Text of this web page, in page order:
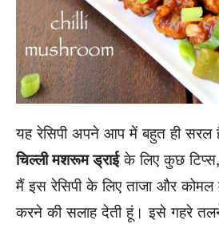
यह रेसिपी अपने आप में बहुत ही सरल
चिल्ली मशरूम ड्राईके लिए कुछ
मैं इस रेसिपी के लिए ताजा और
करने की सलाह देती हूं। इसे गहरे